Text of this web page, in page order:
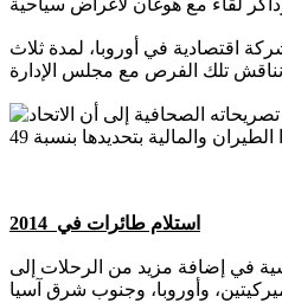
اقتصادية في أوروبا، لمدة ثلاث
الصحافية إلى أن الاتحاد
استلام طائرات في 2014
من الطائرات اعتبارا من 2014، مضيفا أنها ستستخدم بصورة رئيسية في إضافة مزيد من الرحلات إلى